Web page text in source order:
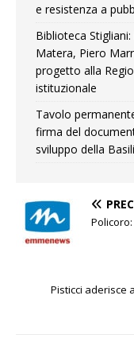
e resistenza a
Biblioteca
Matera, Piero
progetto alla
istituzionale
Tavolo
firma del
sviluppo della
Pisticci aderisce